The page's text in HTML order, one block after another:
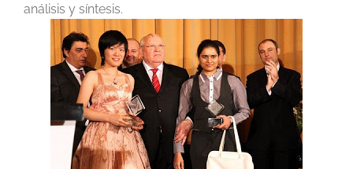
análisis y síntesis.